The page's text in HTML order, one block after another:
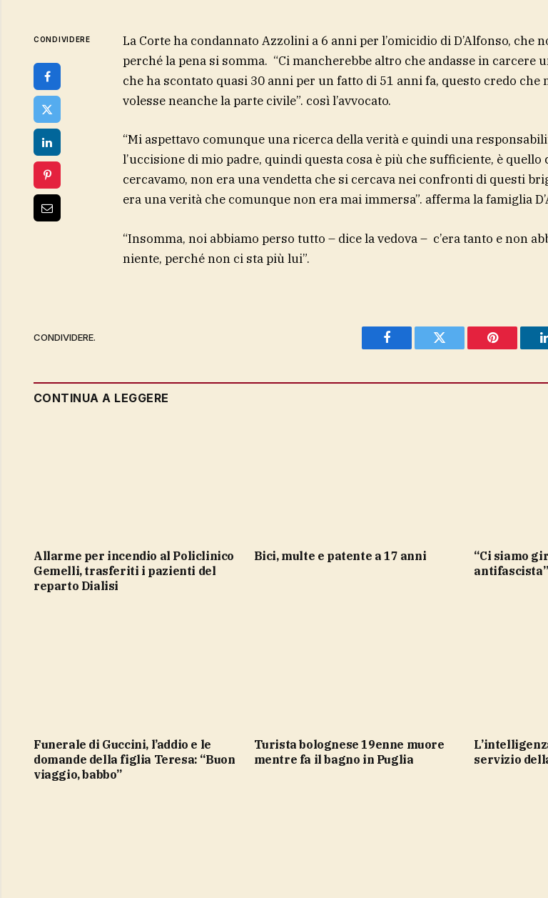
CONDIVIDERE
La Corte ha condannato Azzolini a 6 anni per l’omicidio di D’Alfonso, che
perché la pena si somma. “Ci mancherebbe altro che andasse in carcere
che ha scontato quasi 30 anni per un fatto di 51 anni fa, questo credo che
volesse neanche la parte civile”. così l’avvocato.
“Mi aspettavo comunque una ricerca della verità e quindi una
l’uccisione di mio padre, quindi questa cosa è più che sufficiente, è quello
cercavamo, non era una vendetta che si cercava nei confronti di questi
era una verità che comunque non era mai immersa”. afferma la famiglia
“Insomma, noi abbiamo perso tutto – dice la vedova – c’era tanto e non
niente, perché non ci sta più lui”.
CONDIVIDERE.
Facebook Twitter Pinterest
CONTINUA A LEGGERE
Allarme per incendio al Policlinico
Gemelli, trasferiti i pazienti del
reparto Dialisi
bici, multe e patente a 17 anni
“Ci siamo girati noi, è protesta
antifascista”
Funerale di Guccini, l’addio e le
domande della figlia Teresa: “Buon
viaggio, babbo”
Turista bolognese 19enne muore
mentre fa il bagno in Puglia
L’intelligenza artificiale al
servizio